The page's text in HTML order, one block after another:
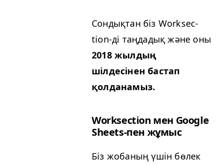
Сондықтан біз Work­sec­
tion-ді таңдадық және оны
2018 жылдың
шілдесінен бастап
қолданамыз.
Work­sec­tion мен Google
Sheets-пен жұмыс
Біз жобаның үшін бөлек